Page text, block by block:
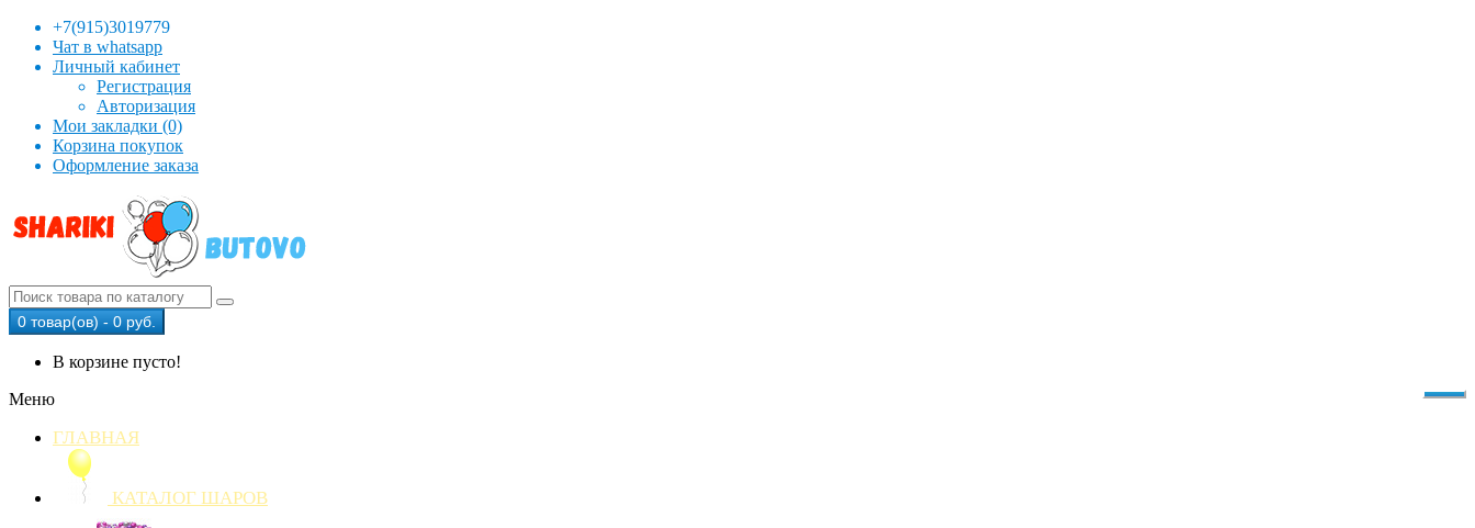
+7(915)3019779
Чат в whatsapp
Личный кабинет
Регистрация
Авторизация
Мои закладки (0)
Корзина покупок
Оформление заказа
0 товар(ов) - 0 руб.
В корзине пусто!
Меню
ГЛАВНАЯ
КАТАЛОГ ШАРОВ